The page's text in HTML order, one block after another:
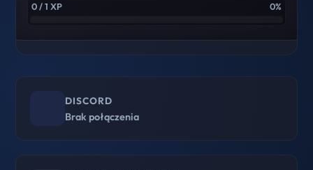
0 / 1 XP 0%
DISCORD
Brak połączenia